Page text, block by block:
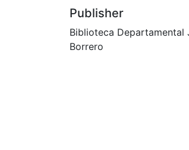
Publisher
Biblioteca Departamental
Borrero